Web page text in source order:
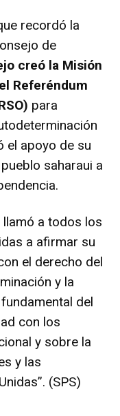
recordó la
de
creó la Misión
Referéndum
para
el apoyo de su
saharaui a
a todos los
a afirmar su
el derecho del
y la
del
con los
y sobre la
y las
(SPS)